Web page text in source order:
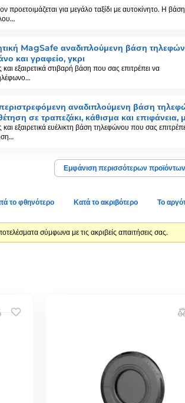
προετοιμάζεται για μεγάλο ταξίδι με αυτοκίνητο. Η βάση
MagSafe αναδιπλούμενη βάση
και γραφείο, γκρι
εξαιρετικά στιβαρή βάση που σας επιτρέπει να
αναδιπλούμενη βάση
σε τραπεζάκι, κάθισμα και επιφάνεια,
εξαιρετικά ευέλικτη βάση τηλεφώνου που σας
Εμφάνιση περισσότερων προϊόντων
το φθηνότερο Κατά το ακριβότερο Το
σύμφωνα με τις ακριβείς απαιτήσεις σας.